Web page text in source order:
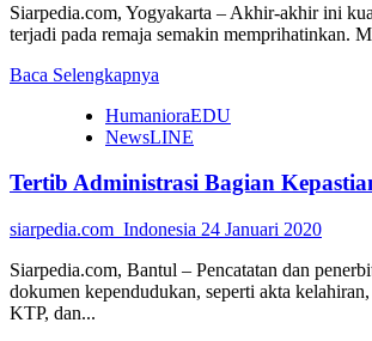
Siarpedia.com, Yogyakarta – Akhir-akhir ini
terjadi pada remaja semakin memprihatinkan.
Baca Selengkapnya
about
Penting,
Etika
dan
Seks
HumanioraEDU
NewsLINE
Tertib Administrasi Bagian
siarpedia.com_Indonesia 24 Januari 2020
Siarpedia.com, Bantul – Pencatatan dan
dokumen kependudukan, seperti akta
KTP, dan...